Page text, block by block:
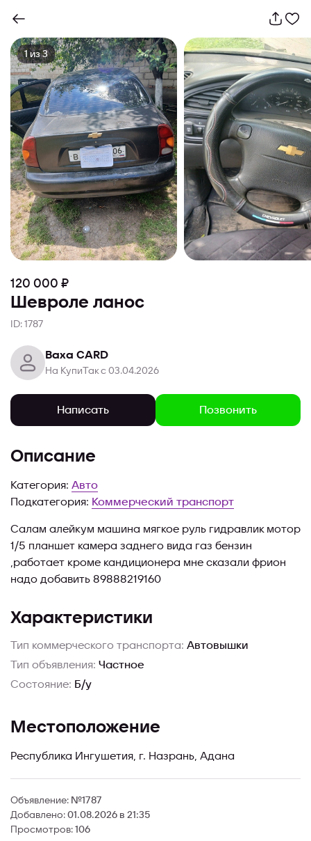
1 из3
120 000 ₽
Шевроле ланос
ID: 1787
Ваха CARD
На КупиТак с 03.04.2026
Написать Позвонить
Описание
Категория: Авто
Подкатегория: Коммерческий транспорт
Салам алейкум машина мягкое руль гидравлик мотор
1/5 планшет камера заднего вида газ бензин
,работает кроме кандиционера мне сказали фрион
надо добавить 89888219160
Характеристики
Тип коммерческого транспорта: Автовышки
Тип объявления: Частное
Состояние: Б/у
Местоположение
Республика Ингушетия, г. Назрань, Адана
Объявление: №1787
Добавлено: 01.08.2026 в 21:35
Просмотров: 106